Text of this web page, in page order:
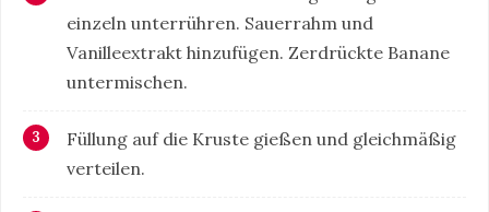
einzeln unterrühren. Sauerrahm und
Vanilleextrakt hinzufügen. Zerdrückte Banane
untermischen.
Füllung auf die Kruste gießen und gleichmäßig
verteilen.